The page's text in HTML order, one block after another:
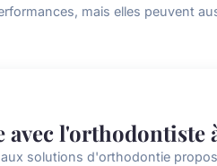
mais elles peuvent
l'orthodontiste
solutions d'orthodontie